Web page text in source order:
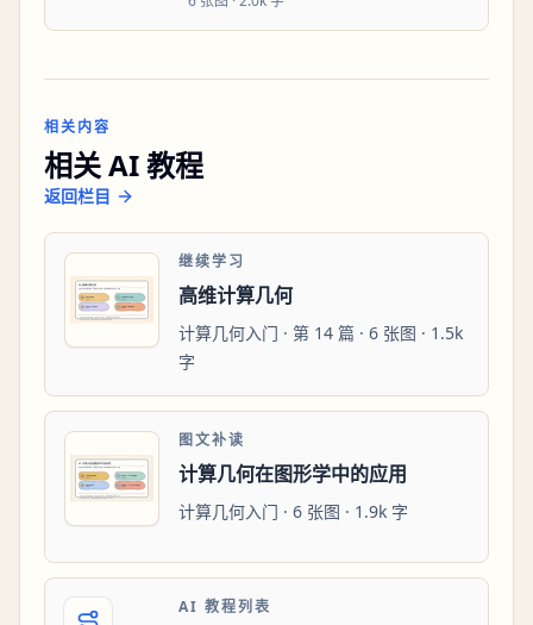
相关内容
相关 AI 教程
返回栏目
继续学习
高维计算几何
计算几何入门 · 第 14 篇 · 6 张图 · 1.5k
字
图文补读
计算几何在图形学中的应用
计算几何入门 · 6 张图 · 1.9k 字
AI 教程列表